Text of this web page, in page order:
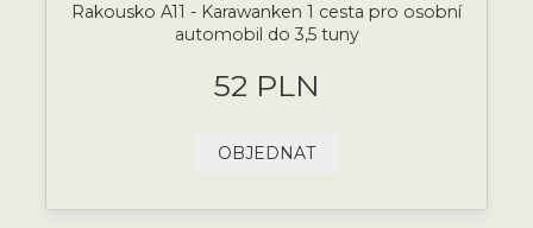
Rakousko A11 - Karawanken 1 cesta pro osobní
automobil do 3,5 tuny
52 PLN
OBJEDNAT